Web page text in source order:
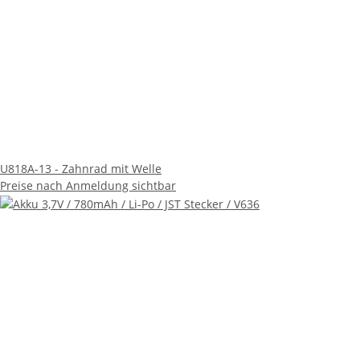
U818A-13 - Zahnrad mit Welle
Preise nach Anmeldung sichtbar